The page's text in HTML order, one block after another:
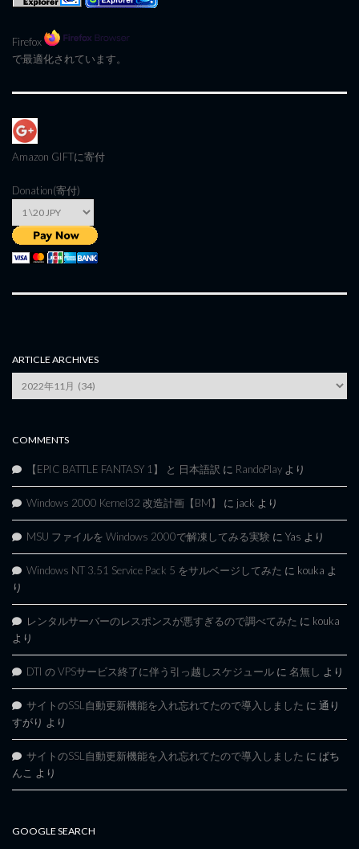
Firefox
で最適化されています。
Amazon GIFTに寄付
Donation(寄付)
ARTICLE ARCHIVES
Archives
COMMENTS
【EPIC BATTLE FANTASY 1】 と 日本語訳 に RandoPlay より
Windows 2000 Kernel32 改造計画【BM】 に jack より
MSU ファイルを Windows 2000で解凍してみる実験 に Yas より
Windows NT 3.51 Service Pack 5 をサルベージしてみた に kouka よ
り
レンタルサーバーのレスポンスが悪すぎるので調べてみた に kouka
より
DTI の VPSサービス終了に伴う引っ越しスケジュール に 名無し より
サイトのSSL自動更新機能を入れ忘れてたので導入しました に 通り
すがり より
サイトのSSL自動更新機能を入れ忘れてたので導入しました に ぱち
んこ より
GOOGLE SEARCH